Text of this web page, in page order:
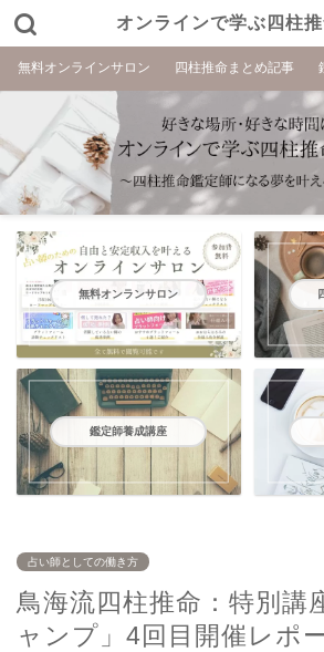
オンラインで学ぶ四柱
無料オンラインサロン 四柱推命まとめ記事
無料オンランサロン
鑑定師養成講座
占い師としての働き方
鳥海流四柱推命：特別講
ャンプ」4回目開催レポ